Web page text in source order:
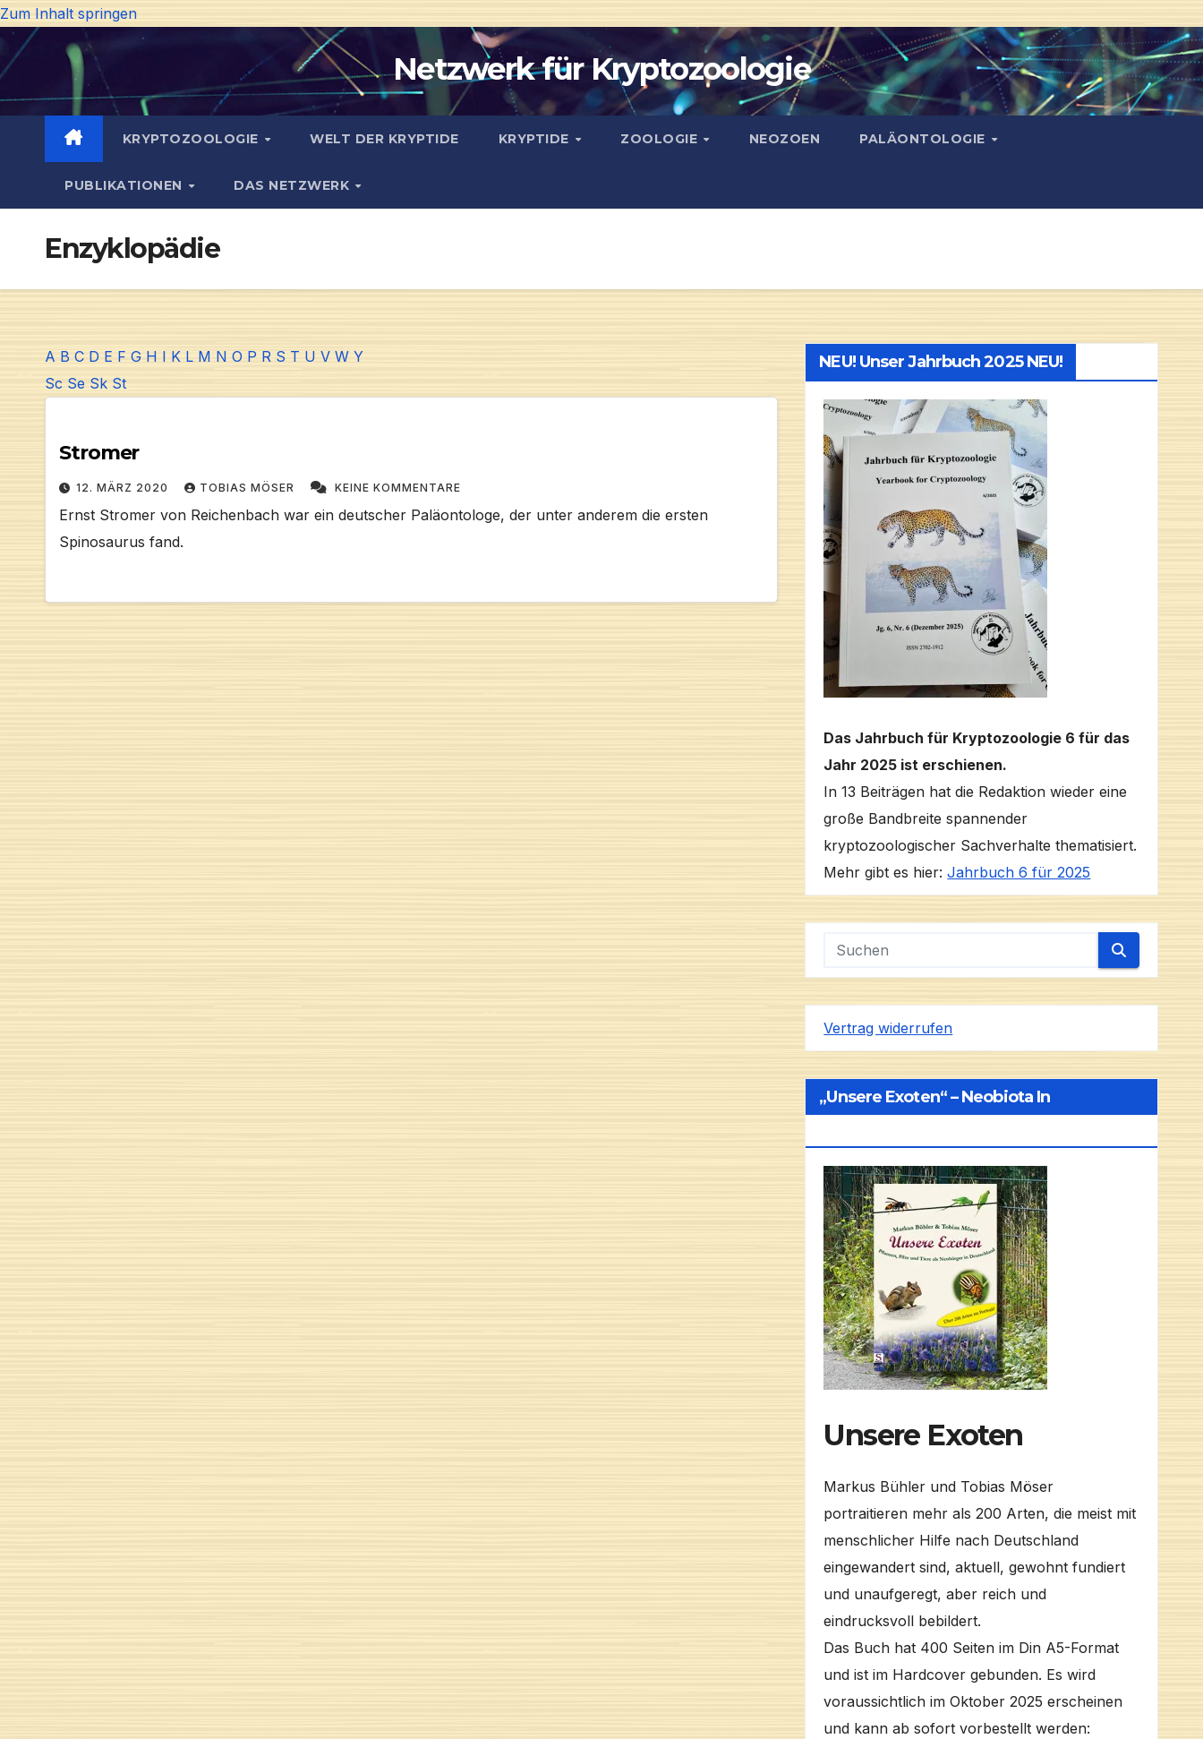
Zum Inhalt springen
Netzwerk für Kryptozoologie
KRYPTOZOOLOGIE WELT DER KRYPTIDE KRYPTIDE ZOOLOGIE NEOZOEN PALÄONTOLOGIE
PUBLIKATIONEN DAS NETZWERK
Enzyklopädie
A B C D E F G H I K L M N O P R S T U V W Y
Sc Se Sk St
Stromer
12. MÄRZ 2020 TOBIAS MÖSER KEINE KOMMENTARE
Ernst Stromer von Reichenbach war ein deutscher Paläontologe, der unter anderem die ersten
Spinosaurus fand.
NEU! Unser Jahrbuch 2025 NEU!
Das Jahrbuch für Kryptozoologie 6 für das
Jahr 2025 ist erschienen.
In 13 Beiträgen hat die Redaktion wieder eine
große Bandbreite spannender
kryptozoologischer Sachverhalte thematisiert.
Mehr gibt es hier:Jahrbuch 6 für 2025
Vertrag widerrufen
„Unsere Exoten“ – Neobiota In
Unsere Exoten
Markus Bühler und Tobias Möser
portraitieren mehr als 200 Arten, die meist mit
menschlicher Hilfe nach Deutschland
eingewandert sind, aktuell, gewohnt fundiert
und unaufgeregt, aber reich und
eindrucksvoll bebildert.
Das Buch hat 400 Seiten im Din A5-Format
und ist im Hardcover gebunden. Es wird
voraussichtlich im Oktober 2025 erscheinen
und kann ab sofort vorbestellt werden: